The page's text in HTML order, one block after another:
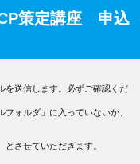
策定講座 申込
を送信します。必ずご確認くだ
ォルダ」に入っていないか、
させていただきます。